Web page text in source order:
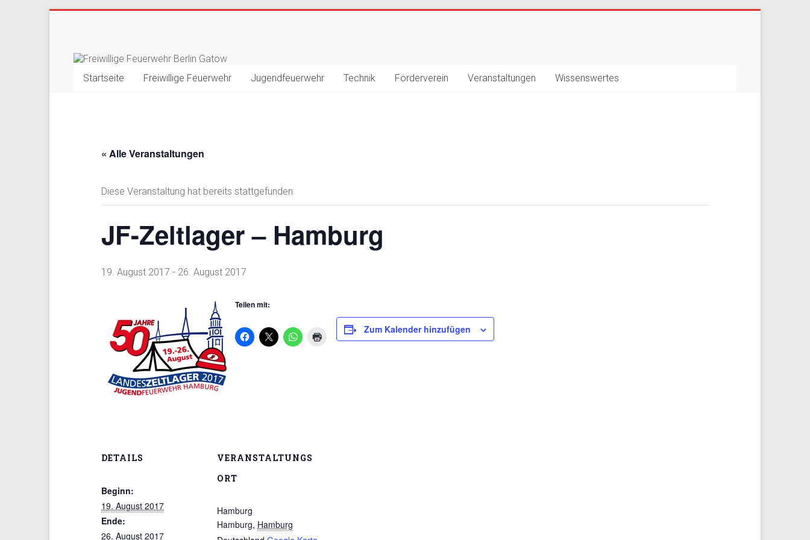
Freiwillige
Feuerwehr
Startseite Freiwillige Feuerwehr Jugendfeuerwehr Technik Förderverein Veranstaltungen Wissenswertes
« Alle Veranstaltungen
Diese Veranstaltung hat bereits stattgefunden.
JF-Zeltlager – Hamburg
19. August 2017 - 26. August 2017
Teilen mit:
Zum Kalender hinzufügen
DETAILS
Beginn:
19. August 2017
Ende:
26. August 2017
VERANSTALTUNGS
ORT
Hamburg
Hamburg, Hamburg